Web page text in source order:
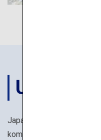
Japans weltberühmte
komfortablen Aufenthalt